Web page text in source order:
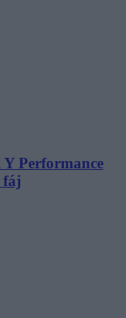
Performance
fáj